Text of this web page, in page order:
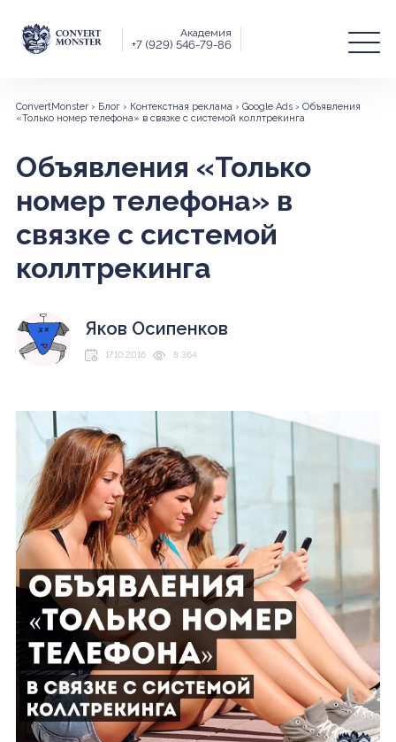
Академия
+7 (929) 546-79-86
ConvertMonster› Блог› Контекстная реклама› Google Ads› Объявления
«Только номер телефона» в связке с системой коллтрекинга
Объявления «Только
номер телефона» в
связке с системой
коллтрекинга
Яков Осипенков
17.10.2016 8 364